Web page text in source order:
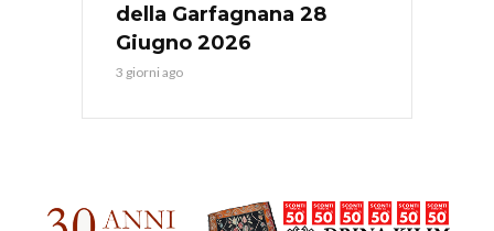
della Garfagnana 28
Giugno 2026
3 giorni ago